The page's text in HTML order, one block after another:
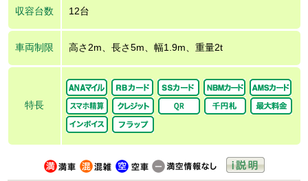
収容台数 12台
車両制限 高さ2m、長さ5m、幅1.9m、重量2t
特長